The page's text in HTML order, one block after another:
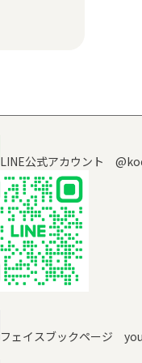
LINE公式アカウント
フェイスブックページ